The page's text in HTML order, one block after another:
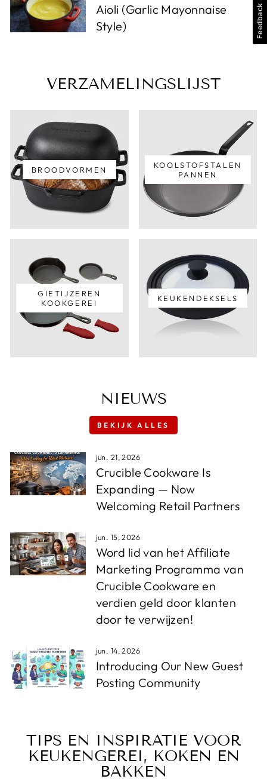
Aioli (Garlic Mayonnaise
Style)
VERZAMELINGSLIJST
BROODVORMEN
KOOLSTOFSTALEN
PANNEN
GIETIJZEREN
KOOKGEREI
KEUKENDEKSELS
NIEUWS
BEKIJK ALLES
jun. 21, 2026
Crucible Cookware Is
Expanding — Now
Welcoming Retail Partners
jun. 15, 2026
Word lid van het Affiliate
Marketing Programma van
Crucible Cookware en
verdien geld door klanten
door te verwijzen!
jun. 14, 2026
Introducing Our New Guest
Posting Community
TIPS EN INSPIRATIE VOOR
KEUKENGEREI, KOKEN EN
BAKKEN
Feedback